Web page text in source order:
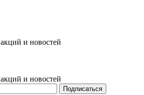
и новостей
и новостей
Подписаться